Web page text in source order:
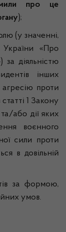
про це
);
(у значенні,
«Про
за діяльністю
інших
проти
1 Закону
або дії яких
воєнного
сили проти
в довільній
за формою,
умов.